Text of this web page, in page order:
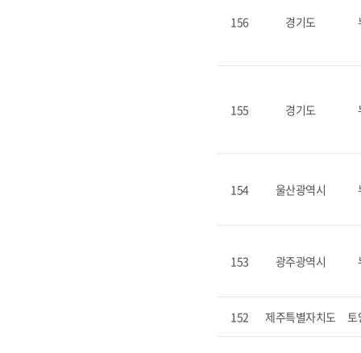
156 경기도
155 경기도
154 울산광역시
153 광주광역시
152 제주특별자치도 토